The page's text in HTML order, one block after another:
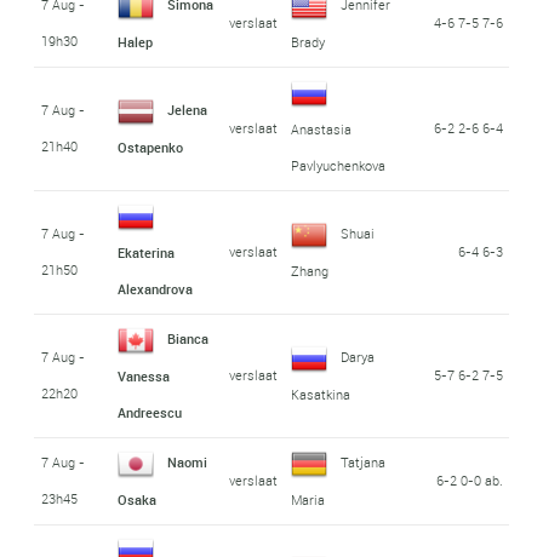
7 Aug -
19h30
Simona
Halep
verslaat
Jennifer
Brady
4-6 7-5 7-6
7 Aug -
21h40
Jelena
Ostapenko
verslaat
Anastasia
Pavlyuchenkova
6-2 2-6 6-4
7 Aug -
21h50
Ekaterina
Alexandrova
verslaat
Shuai
Zhang
6-4 6-3
7 Aug -
22h20
Bianca
Vanessa
Andreescu
verslaat
Darya
Kasatkina
5-7 6-2 7-5
7 Aug -
23h45
Naomi
Osaka
verslaat
Tatjana
Maria
6-2 0-0 ab.